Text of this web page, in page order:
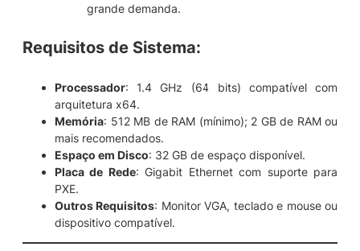
grande demanda.
Requisitos de Sistema:
Processador: 1.4 GHz (64 bits) compatível com
arquitetura x64.
Memória: 512 MB de RAM (mínimo); 2 GB de RAM ou
mais recomendados.
Espaço em Disco: 32 GB de espaço disponível.
Placa de Rede: Gigabit Ethernet com suporte para
PXE.
Outros Requisitos: Monitor VGA, teclado e mouse ou
dispositivo compatível.